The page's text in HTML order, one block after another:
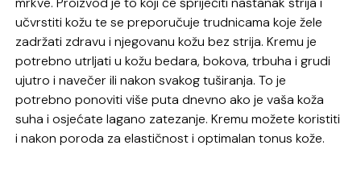
učvrstiti kožu te se preporučuje trudnicama koje žele
zadržati zdravu i njegovanu kožu bez strija. Kremu je
potrebno utrljati u kožu bedara, bokova, trbuha i grudi
ujutro i navečer ili nakon svakog tuširanja. To je
potrebno ponoviti više puta dnevno ako je vaša koža
suha i osjećate lagano zatezanje. Kremu možete koristiti
i nakon poroda za elastičnost i optimalan tonus kože.